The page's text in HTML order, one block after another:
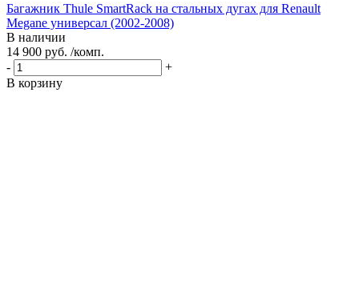
Багажник Thule SmartRack на стальных дугах для Renault
Megane универсал (2002-2008)
В наличии
14 900 руб. /комп.
-
+
В корзину